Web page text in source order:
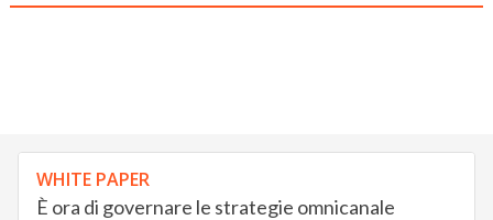
WHITE PAPER
È ora di governare le strategie omnicanale